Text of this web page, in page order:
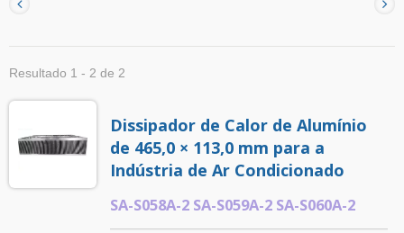
Resultado 1 - 2 de 2
Dissipador de Calor de Alumínio
de 465,0 × 113,0 mm para a
Indústria de Ar Condicionado
SA-S058A-2 SA-S059A-2 SA-S060A-2